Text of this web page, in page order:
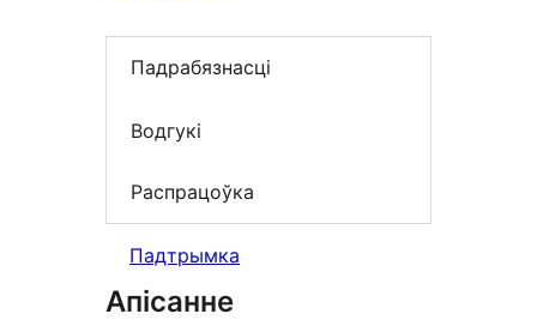
Падрабязнасці
Водгукі
Распрацоўка
Падтрымка
Апісанне